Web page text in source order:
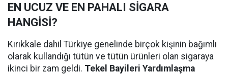
EN UCUZ VE EN PAHALI SİGARA
HANGİSİ?
Kırıkkale dahil Türkiye genelinde birçok kişinin bağımlı
olarak kullandığı tütün ve tütün ürünleri olan sigaraya
ikinci bir zam geldi. Tekel Bayileri Yardımlaşma